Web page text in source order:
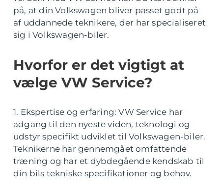
på, at din Volkswagen bliver passet godt på
af uddannede teknikere, der har specialiseret
sig i Volkswagen-biler.
Hvorfor er det vigtigt at
vælge VW Service?
1. Ekspertise og erfaring: VW Service har
adgang til den nyeste viden, teknologi og
udstyr specifikt udviklet til Volkswagen-biler.
Teknikerne har gennemgået omfattende
træning og har et dybdegående kendskab til
din bils tekniske specifikationer og behov.